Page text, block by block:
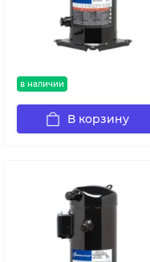
в наличии
В корзину